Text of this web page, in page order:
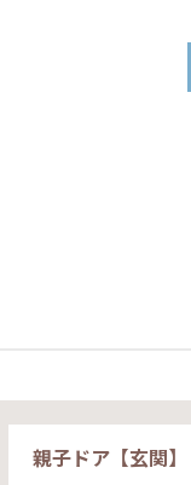
親子ドア【玄関】